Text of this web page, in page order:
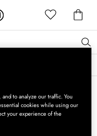
→
to analyze our traffic. You
cookies while using our
your experience of the